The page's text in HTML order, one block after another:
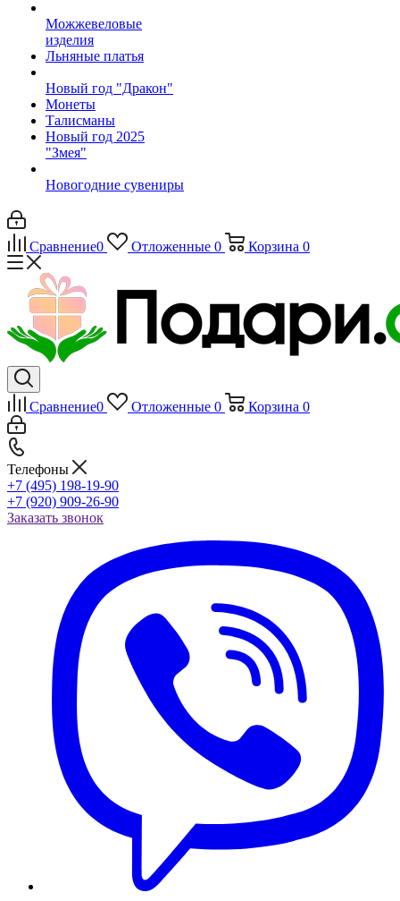
Можжевеловые
изделия
Льняные платья
Новый год "Дракон"
Монеты
Талисманы
Новый год 2025
"Змея"
Новогодние сувениры
Сравнение0 Отложенные 0 Корзина 0
Сравнение0 Отложенные 0 Корзина 0
Телефоны
+7 (495) 198-19-90
+7 (920) 909-26-90
Заказать звонок